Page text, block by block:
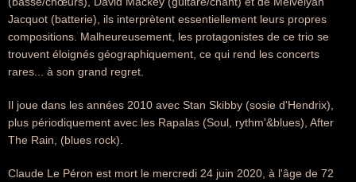
Jacquot (batterie), ils interprètent essentiellement leurs propres
compositions. Malheureusement, les protagonistes de ce trio se
trouvent éloignés géographiquement, ce qui rend les concerts
rares... à son grand regret.
Il joue dans les années 2010 avec Stan Skibby (sosie d'Hendrix),
plus périodiquement avec les Rapalas (Soul, rythm'&blues), After
The Rain, (blues rock).
Claude Le Péron est mort le mercredi 24 juin 2020, à l'âge de 72